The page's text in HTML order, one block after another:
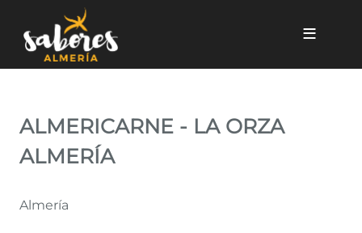
ALMERICARNE - LA ORZA
ALMERICARNE - LA ORZA
ALMERÍA
Almería